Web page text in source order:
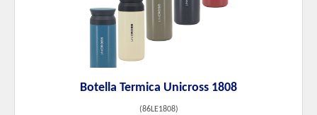
Botella Termica Unicross 1808
(86LE1808)